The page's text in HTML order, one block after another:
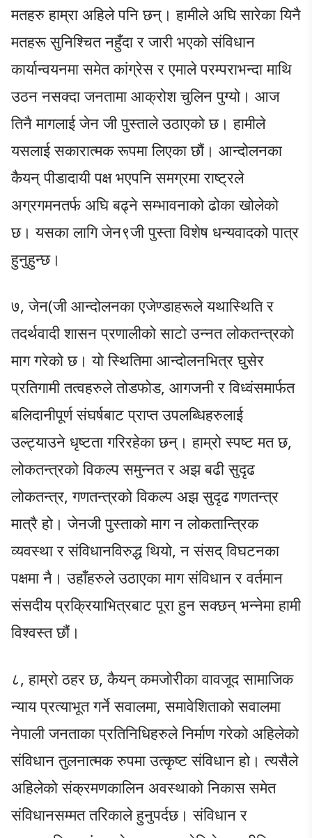
मतहरु हाम्रा अहिले पनि छन्। हामीले अघि सारेका यिनै
मतहरू सुनिश्चित नहुँदा र जारी भएको संविधान
कार्यान्वयनमा समेत कांग्रेस र एमाले परम्पराभन्दा माथि
उठन नसक्दा जनतामा आक्रोश चुलिन पुग्यो। आज
तिनै मागलाई जेन जी पुस्ताले उठाएको छ। हामीले
यसलाई सकारात्मक रूपमा लिएका छौं। आन्दोलनका
कैयन् पीडादायी पक्ष भएपनि समग्रमा राष्ट्रले
अग्रगमनतर्फ अघि बढ्ने सम्भावनाको ढोका खोलेको
छ। यसका लागि जेन९जी पुस्ता विशेष धन्यवादको पात्र
हुनुहुन्छ।
७, जेन(जी आन्दोलनका एजेण्डाहरूले यथास्थिति र
तदर्थवादी शासन प्रणालीको साटो उन्नत लोकतन्त्रको
माग गरेको छ। यो स्थितिमा आन्दोलनभित्र घुसेर
प्रतिगामी तत्वहरुले तोडफोड, आगजनी र विध्वंसमार्फत
बलिदानीपूर्ण संघर्षबाट प्राप्त उपलब्धिहरुलाई
उल्ट्याउने धृष्टता गरिरहेका छन्। हाम्रो स्पष्ट मत छ,
लोकतन्त्रको विकल्प समुन्नत र अझ बढी सुदृढ
लोकतन्त्र, गणतन्त्रको विकल्प अझ सुदृढ गणतन्त्र
मात्रै हो। जेनजी पुस्ताको माग न लोकतान्त्रिक
व्यवस्था र संविधानविरुद्ध थियो, न संसद् विघटनका
पक्षमा नै। उहाँहरुले उठाएका माग संविधान र वर्तमान
संसदीय प्रक्रियाभित्रबाट पूरा हुन सक्छन् भन्नेमा हामी
विश्वस्त छौं।
८, ​हाम्रो ठहर छ, कैयन् कमजोरीका वावजूद सामाजिक
न्याय प्रत्याभूत गर्ने सवालमा, समावेशिताको सवालमा
नेपाली जनताका प्रतिनिधिहरुले निर्माण गरेको अहिलेको
संविधान तुलनात्मक रुपमा उत्कृष्ट संविधान हो। त्यसैले
अहिलेको संक्रमणकालिन अवस्थाको निकास समेत
संविधानसम्मत तरिकाले हुनुपर्दछ। संविधान र